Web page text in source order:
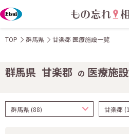
TOP 群馬県 甘楽郡 医療施設一覧
群馬県 甘楽郡 の 医療施設